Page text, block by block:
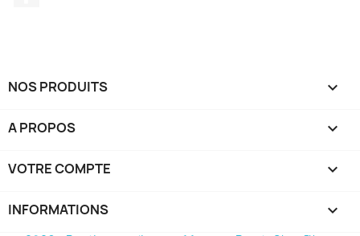
NOS PRODUITS 
A PROPOS 
VOTRE COMPTE 
INFORMATIONS keyboard_arrow_down